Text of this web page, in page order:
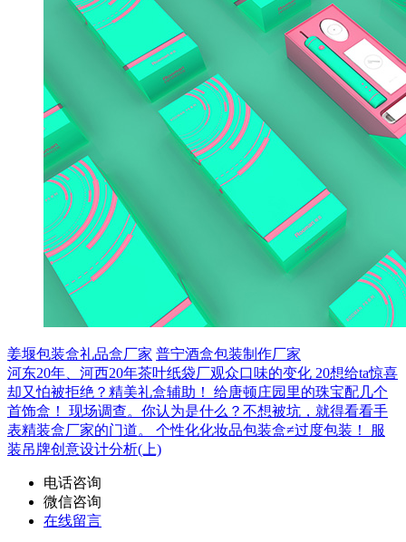
姜堰包装盒礼品盒厂家 普宁酒盒包装制作厂家
河东20年、河西20年茶叶纸袋厂观众口味的变化 20想给ta惊喜
却又怕被拒绝？精美礼盒辅助！ 给唐顿庄园里的珠宝配几个
首饰盒！ 现场调查。你认为是什么？不想被坑，就得看看手
表精装盒厂家的门道。 个性化化妆品包装盒≠过度包装！
服
装吊牌创意设计分析(上)
电话咨询
微信咨询
在线留言